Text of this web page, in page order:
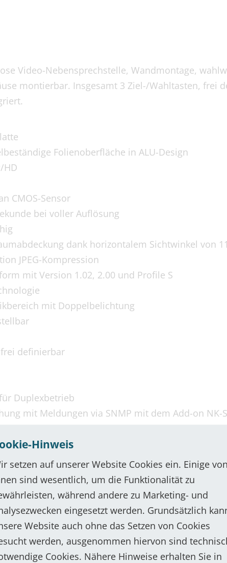
Video-Nebensprechstelle, Wandmontage,
montierbar. Insgesamt 3 Ziel-/Wahltasten, frei
Folienoberfläche in ALU-Design
HD
CMOS-Sensor
bei voller Auflösung
dank horizontalem Sichtwinkel von
JPEG-Kompression
mit Version 1.02, 2.00 und Profile S
mit Doppelbelichtung
definierbar
Duplexbetrieb
mit Meldungen via SNMP mit dem Add-on NK-
und Lautstärke via integrierten WEB-Browser
für Zusatzeinrichtungen
zu 64 I/O’s oder Sensoren anschaltbar
für 2 potentialfreie Eingänge
Steuerfunktionen oder als Begleitkontakte
RJ 45, VLAN-fähig, Verkabelung mind. Kategorie 4
/ Klasse 0
Initiation Protocol)
Hinweis
setzen auf unserer Website Cookies ein. Einige
sind wesentlich, um die Funktionalität zu
während andere zu Marketing- und
eingesetzt werden. Grundsätzlich
Website auch ohne das Setzen von Cookies
werden, ausgenommen hiervon sind
Cookies. Nähere Hinweise erhalten Sie in